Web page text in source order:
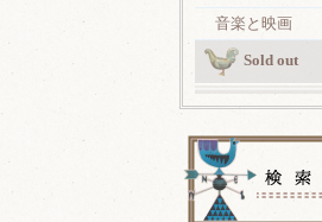
音楽と映画
Sold out